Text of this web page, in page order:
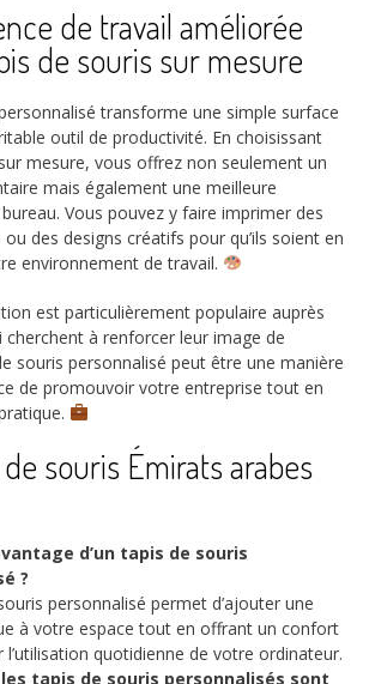
de travail améliorée
de souris sur mesure
transforme une simple surface
outil de productivité. En choisissant
mesure, vous offrez non seulement un
mais également une meilleure
Vous pouvez y faire imprimer des
des designs créatifs pour qu’ils soient en
environnement de travail.
est particulièrement populaire auprès
cherchent à renforcer leur image de
souris personnalisé peut être une manière
de promouvoir votre entreprise tout en
de souris Émirats arabes
d’un tapis de souris
?
personnalisé permet d’ajouter une
à votre espace tout en offrant un confort
quotidienne de votre ordinateur.
tapis de souris personnalisés sont